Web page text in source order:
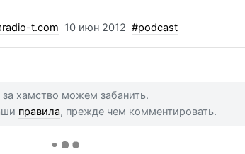
t.com 10 июн 2012 #podcast
хамство можем забанить.
правила, прежде чем комментировать.